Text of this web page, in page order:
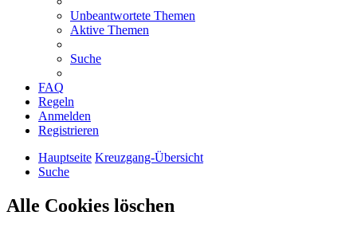
Unbeantwortete Themen
Aktive Themen
Suche
FAQ
Regeln
Anmelden
Registrieren
Hauptseite Kreuzgang-Übersicht
Suche
Alle Cookies löschen